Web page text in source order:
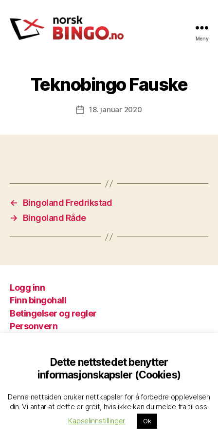
Meny
Teknobingo Fauske
Publiseringsdato
18. januar 2020
←
Bingoland Fredrikstad
→
Bingoland Råde
Logg inn
Finn bingohall
Betingelser og regler
Personvern
Norskbingo
Dette nettstedet benytter
informasjonskapsler (Cookies)
Denne nettsiden bruker nettkapsler for å forbedre opplevelsen
din. Vi antar at dette er greit, hvis ikke kan du melde fra til oss.
Kapselinnstillinger
Ok